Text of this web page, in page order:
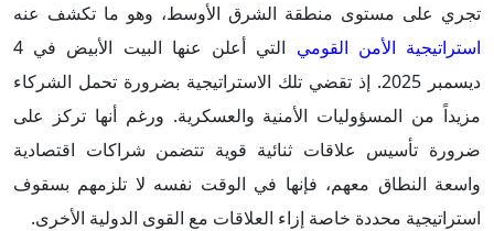
تجري على مستوى منطقة الشرق الأوسط، وهو ما تكشف عنه
استراتيجية الأمن القومي
التي أعلن عنها البيت الأبيض في 4
ديسمبر 2025. إذ تقضي تلك الاستراتيجية بضرورة تحمل الشركاء
مزيداً من المسؤوليات الأمنية والعسكرية. ورغم أنها تركز على
ضرورة تأسيس علاقات ثنائية قوية تتضمن شراكات اقتصادية
واسعة النطاق معهم، فإنها في الوقت نفسه لا تلزمهم بسقوف
استراتيجية محددة خاصة إزاء العلاقات مع القوى الدولية الأخرى.